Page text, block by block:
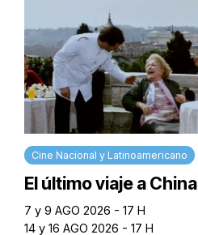
Cine Nacional y Latinoamericano
El último viaje a China
7 y 9 AGO 2026 - 17 H
14 y 16 AGO 2026 - 17 H